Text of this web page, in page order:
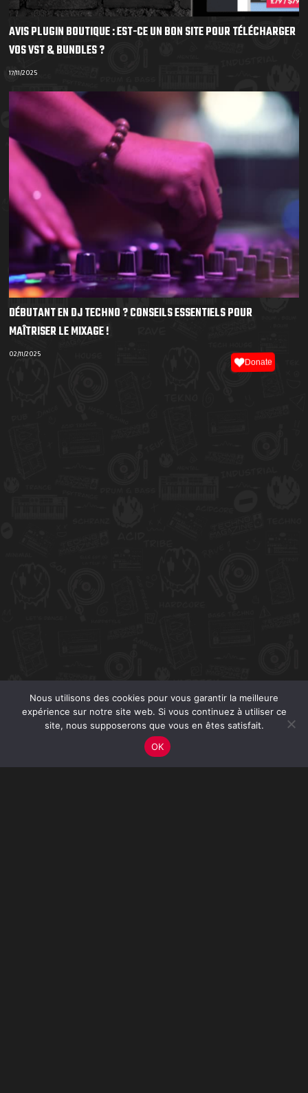
AVIS PLUGIN BOUTIQUE : EST-CE UN BON SITE POUR TÉLÉCHARGER
VOS VST & BUNDLES ?
17/11/2025
DÉBUTANT EN DJ TECHNO ? CONSEILS ESSENTIELS POUR
MAÎTRISER LE MIXAGE !
02/11/2025
Nous utilisons des cookies pour vous garantir la meilleure
expérience sur notre site web. Si vous continuez à utiliser ce
site, nous supposerons que vous en êtes satisfait.
OK
Donate